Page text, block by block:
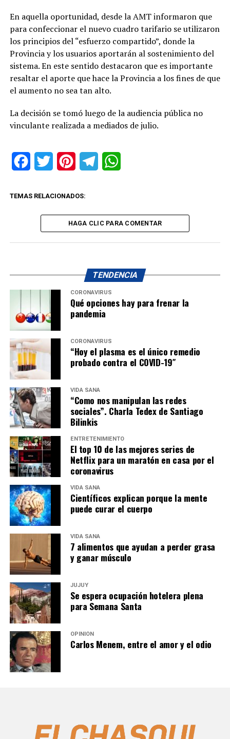
En aquella oportunidad, desde la AMT informaron que
para confeccionar el nuevo cuadro tarifario se utilizaron
los principios del “esfuerzo compartido”, donde la
Provincia y los usuarios aportarán al sostenimiento del
sistema. En este sentido destacaron que es importante
resaltar el aporte que hace la Provincia a los fines de que
el aumento no sea tan alto.
La decisión se tomó luego de la audiencia pública no
vinculante realizada a mediados de julio.
FacebookTwitter PinterestTelegram
TEMAS RELACIONADOS:
HAGA CLIC PARA COMENTAR
TENDENCIA
CORONAVIRUS
Qué opciones hay para frenar la
pandemia
CORONAVIRUS
“Hoy el plasma es el único remedio
probado contra el COVID-19″
VIDA SANA
“Como nos manipulan las redes
sociales”. Charla Tedex de Santiago
Bilinkis
ENTRETENIMIENTO
El top 10 de las mejores series de
Netflix para un maratón en casa por el
coronavirus
VIDA SANA
Científicos explican porque la mente
puede curar el cuerpo
VIDA SANA
7 alimentos que ayudan a perder grasa
y ganar músculo
JUJUY
Se espera ocupación hotelera plena
para Semana Santa
OPINIÓN
Carlos Menem, entre el amor y el odio